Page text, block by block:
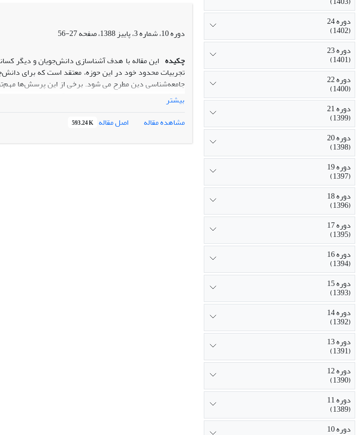
تقویت نظم موجود از طریق مقدس ساختن آن است. دریافت
احکام شریعت نیست و از آن‌جا که در نظر وی تساوی حقوق
دوره 10، شماره 3، پاییز 1388، صفحه
27-56
چکیده این مقاله با هدف آشناسازی دانش‌جویان و دیگر
تجربیات محدود خود در این حوزه، معتقد است که برای
جامعه‌شناسی دین مطرح می شود. برخی از این پرسش‌ها
پرسش‌ها درباره‌ی جامعه‌شناسی دین در قالب هشت
بیشتر
مشاهده مقاله
اصل مقاله 593.24 K
دوره 24
(1402)
دوره 23
(1401)
دوره 22
(1400)
دوره 21
(1399)
دوره 20
(1398)
دوره 19
(1397)
دوره 18
(1396)
دوره 17
(1395)
دوره 16
(1394)
دوره 15
(1393)
دوره 14
(1392)
دوره 13
(1391)
دوره 12
(1390)
دوره 11
(1389)
دوره 10